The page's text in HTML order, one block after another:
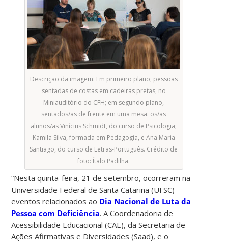
Descrição da imagem: Em primeiro plano, pessoas
sentadas de costas em cadeiras pretas, no
Miniauditório do CFH; em segundo plano,
sentados/as de frente em uma mesa: os/as
alunos/as Vinícius Schmidt, do curso de Psicologia;
Kamila Silva, formada em Pedagogia, e Ana Maria
Santiago, do curso de Letras-Português. Crédito de
foto: Ítalo Padilha.
“Nesta quinta-feira, 21 de setembro, ocorreram na
Universidade Federal de Santa Catarina (UFSC)
eventos relacionados ao Dia Nacional de Luta da
Pessoa com Deficiência. A Coordenadoria de
Acessibilidade Educacional (CAE), da Secretaria de
Ações Afirmativas e Diversidades (Saad), e o